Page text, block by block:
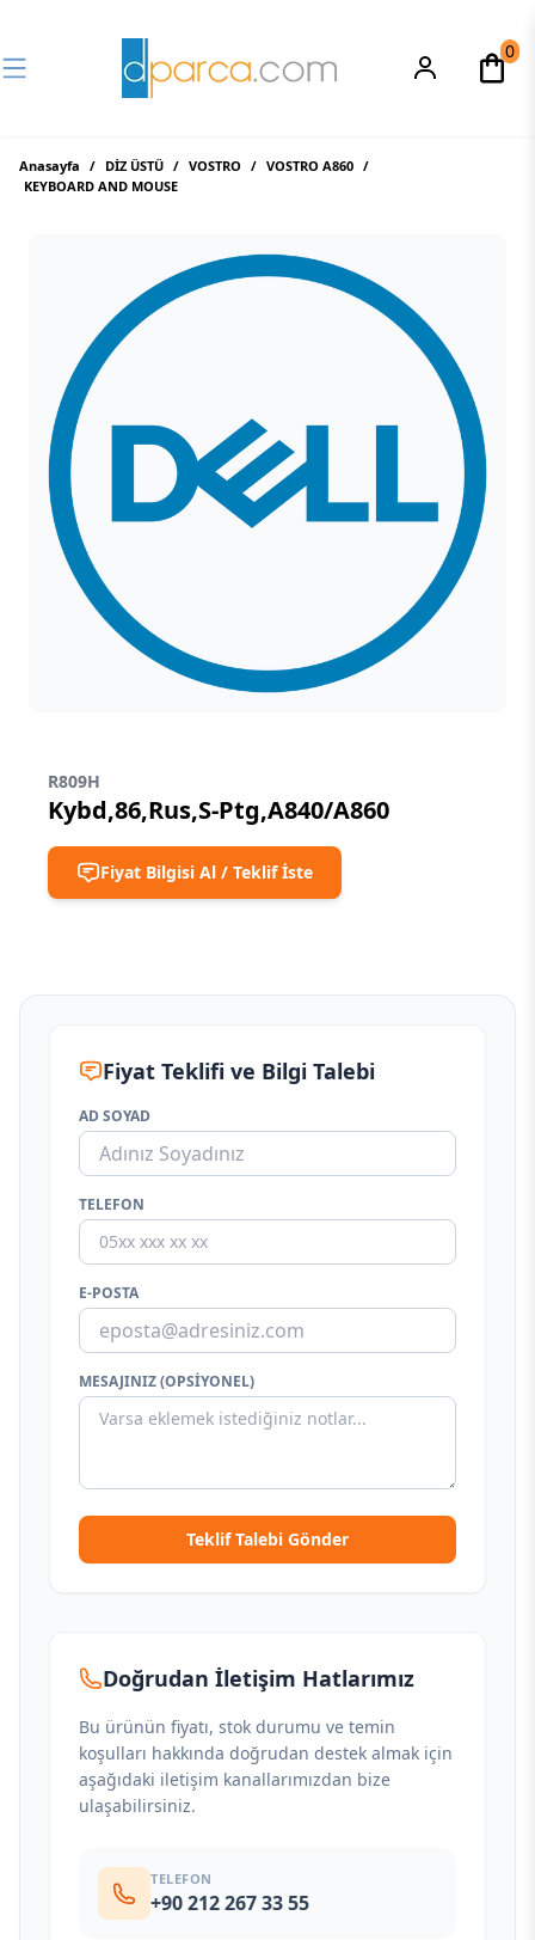
0
Anasayfa / DİZ ÜSTÜ / VOSTRO / VOSTRO A860 /
KEYBOARD AND MOUSE
R809H
Kybd,86,Rus,S-Ptg,A840/A860
Fiyat Bilgisi Al / Teklif İste
Fiyat Teklifi ve Bilgi Talebi
AD SOYAD
TELEFON
E-POSTA
MESAJINIZ (OPSIYONEL)
Teklif Talebi Gönder
Doğrudan İletişim Hatlarımız
Bu ürünün fiyatı, stok durumu ve temin
koşulları hakkında doğrudan destek almak için
aşağıdaki iletişim kanallarımızdan bize
ulaşabilirsiniz.
TELEFON
+90 212 267 33 55